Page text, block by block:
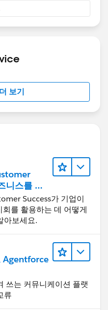
보기
니스를 혁
Success가 기업이
를 활용하는 데 어떻게
아보세요.
Agentforce
쓰는 커뮤니케이션 플랫
류